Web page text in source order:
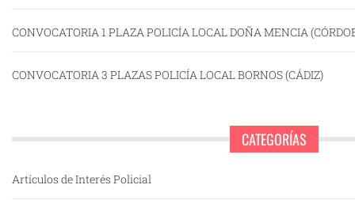
CONVOCATORIA 1 PLAZA POLICÍA LOCAL DOÑA MENCIA
CONVOCATORIA 3 PLAZAS POLICÍA LOCAL BORNOS (CÁDIZ)
CATEGORÍAS
Artículos de Interés Policial